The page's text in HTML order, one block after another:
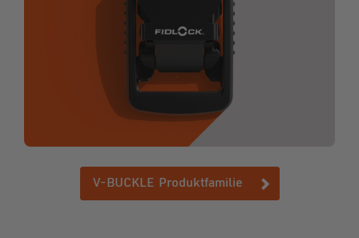
V-BUCKLE Produktfamilie